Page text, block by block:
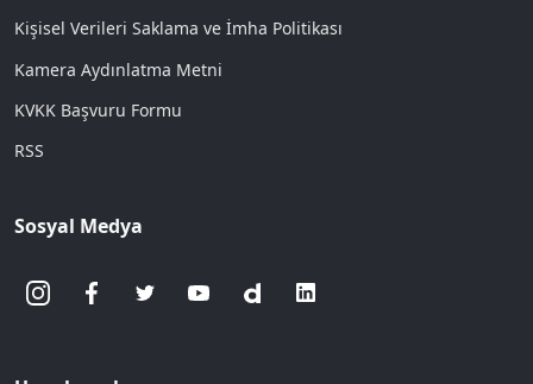
Kişisel Verileri Saklama ve İmha Politikası
Kamera Aydınlatma Metni
KVKK Başvuru Formu
RSS
Sosyal Medya